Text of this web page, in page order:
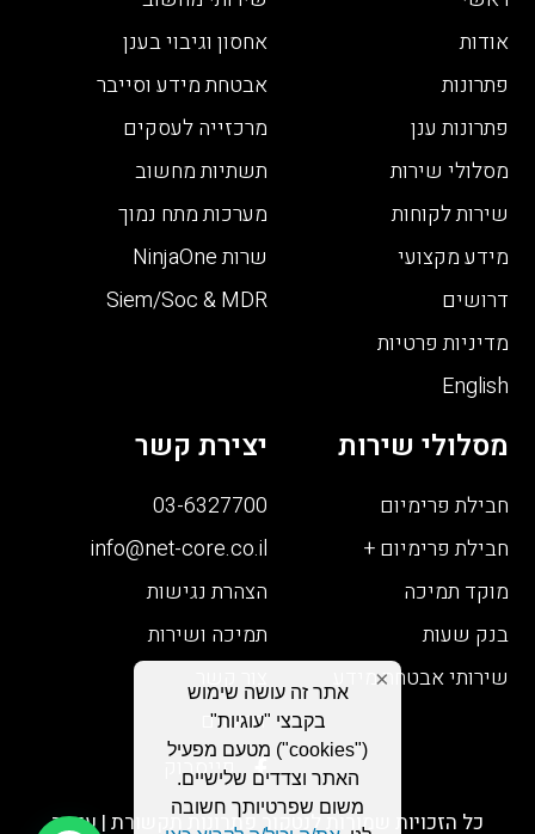
אודות
פתרונות
פתרונות ענן
מסלולי שירות
שירות לקוחות
מידע מקצועי
דרושים
מדיניות פרטיות
English
אחסון וגיבוי בענן
אבטחת מידע וסייבר
מרכזייה לעסקים
תשתיות מחשוב
מערכות מתח נמוך
שרות NinjaOne
Siem/Soc & MDR
מסלולי שירות
חבילת פרימיום
חבילת פרימיום +
מוקד תמיכה
בנק שעות
שירותי אבטחת מידע
יצירת קשר
03-6327700
info@net-core.co.il
הצהרת נגישות
תמיכה ושירות
דרושים
פייסבוק
כל הזכויות שמורות לנטקור פתרונות תקשורת | עיצוב
×
אתר זה עושה שימוש
בקבצי "עוגיות"
("cookies") מטעם מפעיל
האתר וצדדים שלישיים.
משום שפרטיותך חשובה